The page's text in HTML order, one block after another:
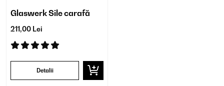
Glaswerk Sile carafă
211,00 Lei
Detalii